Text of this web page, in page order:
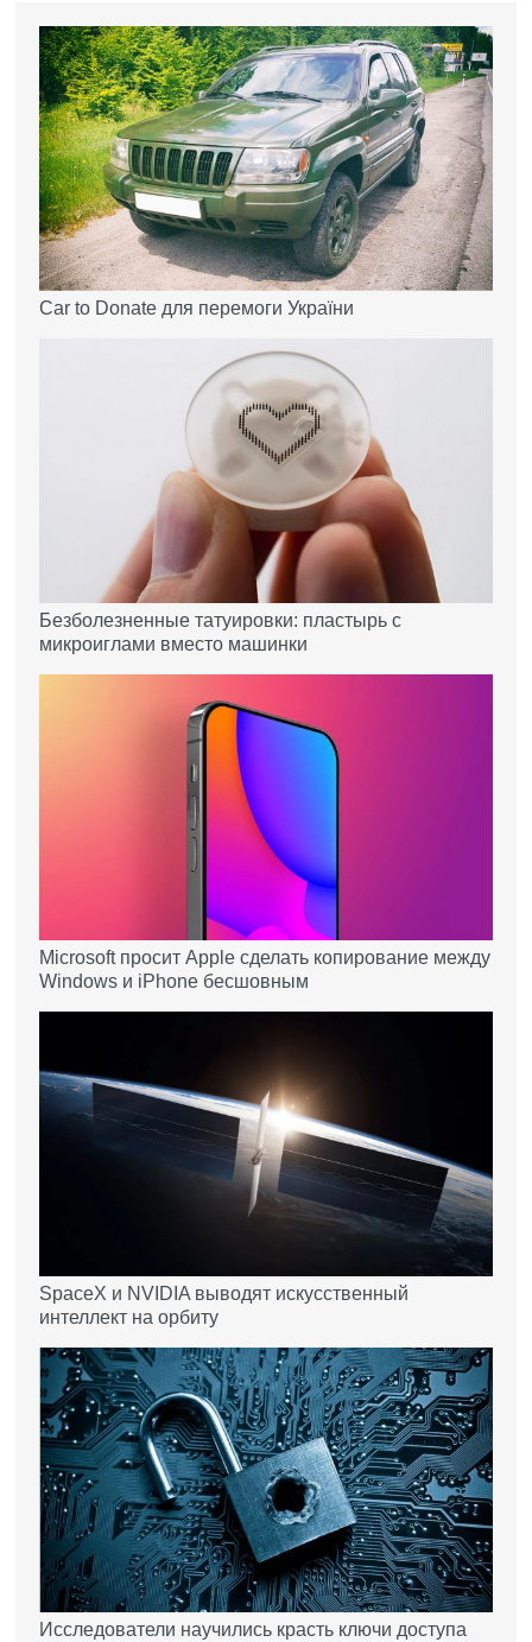
Car to Donate для перемоги України
Безболезненные татуировки: пластырь с
микроиглами вместо машинки
Microsoft просит Apple сделать копирование между
Windows и iPhone бесшовным
SpaceX и NVIDIA выводят искусственный
интеллект на орбиту
Исследователи научились красть ключи доступа